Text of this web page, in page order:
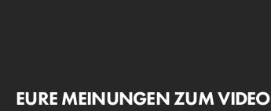
EURE MEINUNGEN ZUM VIDEO